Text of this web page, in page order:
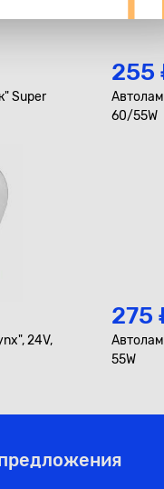
Super
255
60/55W
24V,
275
55W